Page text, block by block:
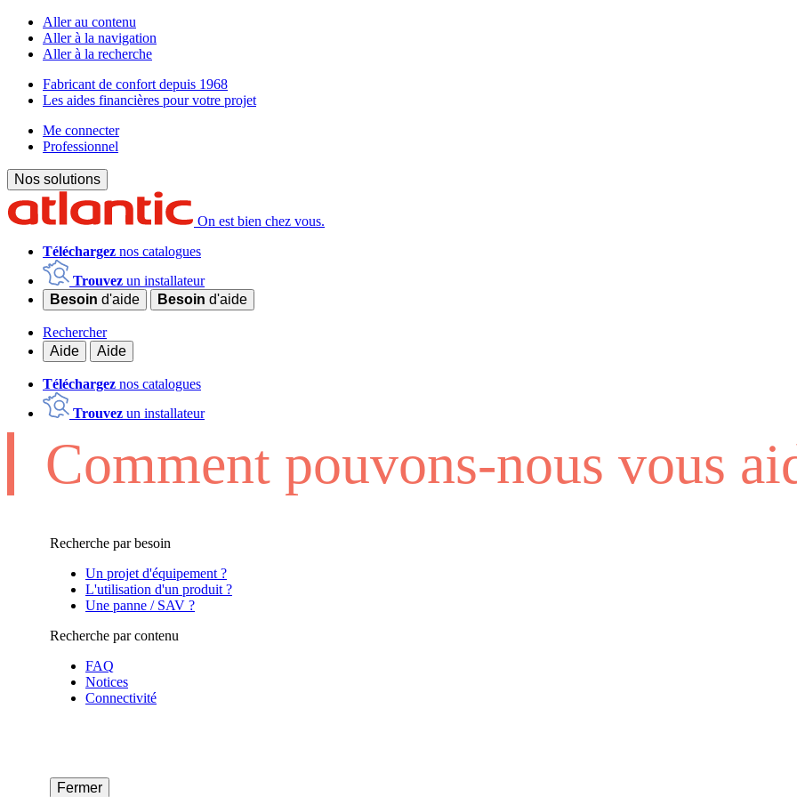
Aller au contenu
Aller à la navigation
Aller à la recherche
Fabricant de confort depuis 1968
Les aides financières pour votre projet
Me connecter
Professionnel
Nos solutions
On est bien chez vous.
Téléchargez nos catalogues
Trouvez un installateur
Besoin d'aide Besoin d'aide
Rechercher
Aide
Aide
Téléchargez nos catalogues
Trouvez un installateur
Comment pouvons-nous vous
Recherche par besoin
Un projet d'équipement ?
L'utilisation d'un produit ?
Une panne / SAV ?
Recherche par contenu
FAQ
Notices
Connectivité
Fermer